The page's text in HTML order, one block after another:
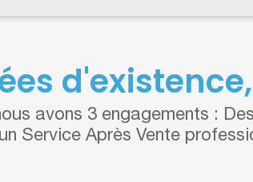
avons 3 engagements :
Service Après Vente